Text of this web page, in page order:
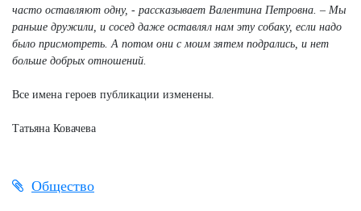
часто оставляют одну, - рассказывает Валентина Петровна. – Мы
раньше дружили, и сосед даже оставлял нам эту собаку, если надо
было присмотреть. А потом они с моим зятем подрались, и нет
больше добрых отношений.
Все имена героев публикации изменены.
Татьяна Ковачева
Общество